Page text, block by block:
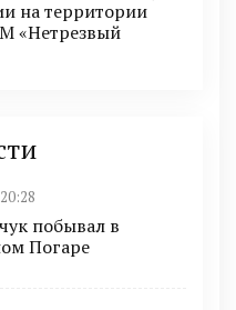
на территории
«Нетрезвый
побывал в
Погаре